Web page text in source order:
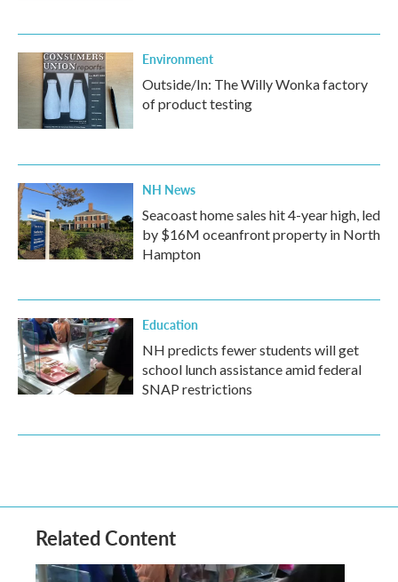
Environment
Outside/In: The Willy Wonka factory
of product testing
NH News
Seacoast home sales hit 4-year high, led
by $16M oceanfront property in North
Hampton
Education
NH predicts fewer students will get
school lunch assistance amid federal
SNAP restrictions
Related Content